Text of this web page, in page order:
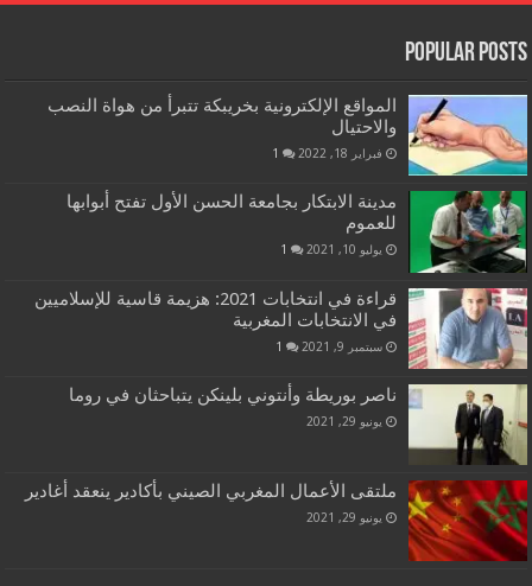
Popular Posts
المواقع الإلكترونية بخريبكة تتبرأ من هواة النصب
والاحتيال
فبراير 18, 2022 1
مدينة الابتكار بجامعة الحسن الأول تفتح أبوابها
للعموم
يوليو 10, 2021 1
قراءة في انتخابات 2021: هزيمة قاسية للإسلاميين
في الانتخابات المغربية
سبتمبر 9, 2021 1
ناصر بوريطة وأنتوني بلينكن يتباحثان في روما
يونيو 29, 2021
ملتقى الأعمال المغربي الصيني بأكادير ينعقد أغادير
يونيو 29, 2021